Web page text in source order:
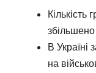
Кількість
збільшено
В Україні
на